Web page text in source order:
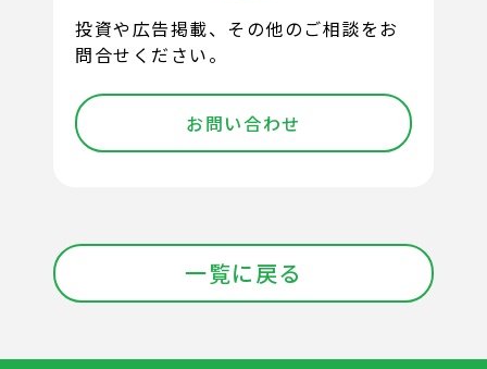
投資や広告掲載、その他のご相談をお
問合せください。
お問い合わせ
一覧に戻る